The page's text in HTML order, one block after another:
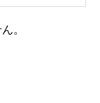
。